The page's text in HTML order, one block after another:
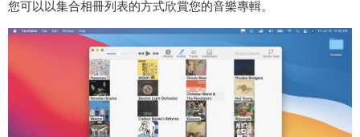
您可以以集合相冊列表的方式欣賞您的音樂專輯。